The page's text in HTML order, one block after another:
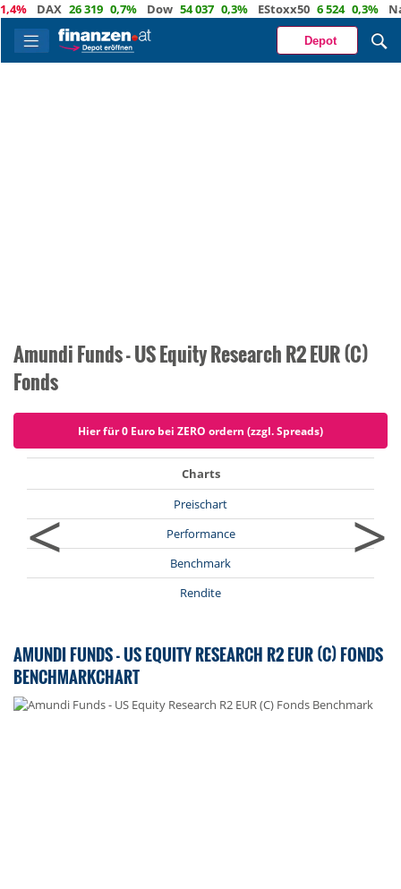
DAX 26 319 0,7% Dow 54 037 0,3% EStoxx50 6 524 0,3%
Depot
Amundi Funds - US Equity Research R2 EUR (C)
Fonds
Hier für 0 Euro bei ZERO ordern (zzgl. Spreads)
<
Charts
Preischart
Performance
Benchmark
Rendite
>
AMUNDI FUNDS - US EQUITY RESEARCH R2 EUR (C) FONDS
BENCHMARKCHART